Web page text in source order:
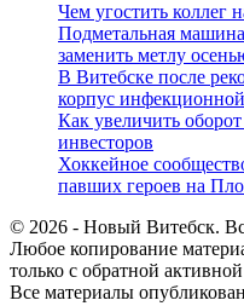
Чем угостить коллег
Подметальная
заменить метлу
В Витебске после
корпус
Как увеличить
инвесторов
Хоккейное
павших героев на
© 2026 - Новый Витебск.
Любое копирование
только с обратной
Все материалы